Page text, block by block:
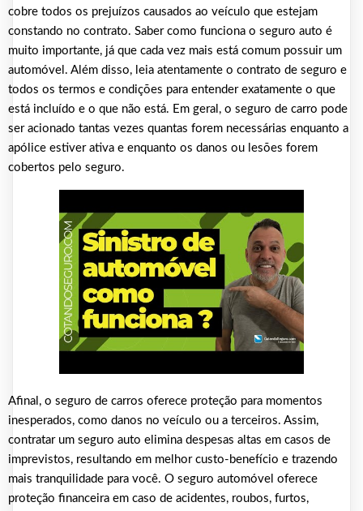
cobre todos os prejuízos causados ao veículo que estejam
constando no contrato. Saber como funciona o seguro auto é
muito importante, já que cada vez mais está comum possuir um
automóvel. Além disso, leia atentamente o contrato de seguro e
todos os termos e condições para entender exatamente o que
está incluído e o que não está. Em geral, o seguro de carro pode
ser acionado tantas vezes quantas forem necessárias enquanto a
apólice estiver ativa e enquanto os danos ou lesões forem
cobertos pelo seguro.
Afinal, o seguro de carros oferece proteção para momentos
inesperados, como danos no veículo ou a terceiros. Assim,
contratar um seguro auto elimina despesas altas em casos de
imprevistos, resultando em melhor custo-benefício e trazendo
mais tranquilidade para você. O seguro automóvel oferece
proteção financeira em caso de acidentes, roubos, furtos,